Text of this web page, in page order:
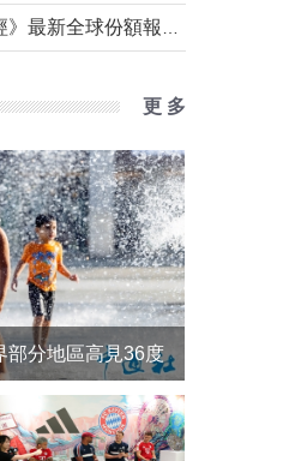
更 多
分地區高見36度